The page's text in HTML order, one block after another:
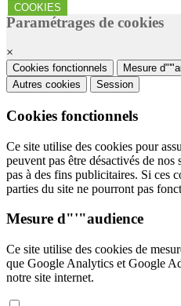
COOKIES
Paramétrages de cookies
×
Cookies fonctionnels Mesure
Autres cookies
Session
Cookies fonctionnels
Ce site utilise des cookies pour
peuvent pas être désactivés de
pas à des fins publicitaires. Si ces
parties du site ne pourront pas
Mesure d"'"audience
Ce site utilise des cookies de
que Google Analytics et Google
notre site internet.